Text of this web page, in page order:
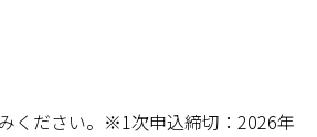
ください。※1次申込締切：2026年